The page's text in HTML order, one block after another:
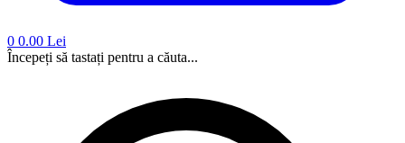
0 0.00 Lei
Începeți să tastați pentru a căuta...